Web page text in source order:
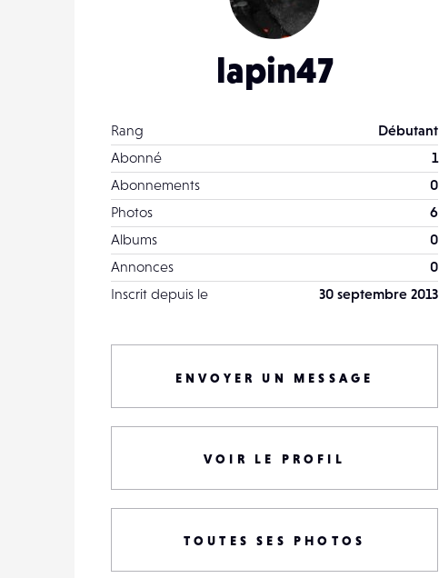
lapin47
Rang
Débutant
Abonné
1
Abonnements
0
Photos
6
Albums
0
Annonces
0
Inscrit depuis le
30 septembre 2013
ENVOYER UN MESSAGE
VOIR LE PROFIL
TOUTES SES PHOTOS